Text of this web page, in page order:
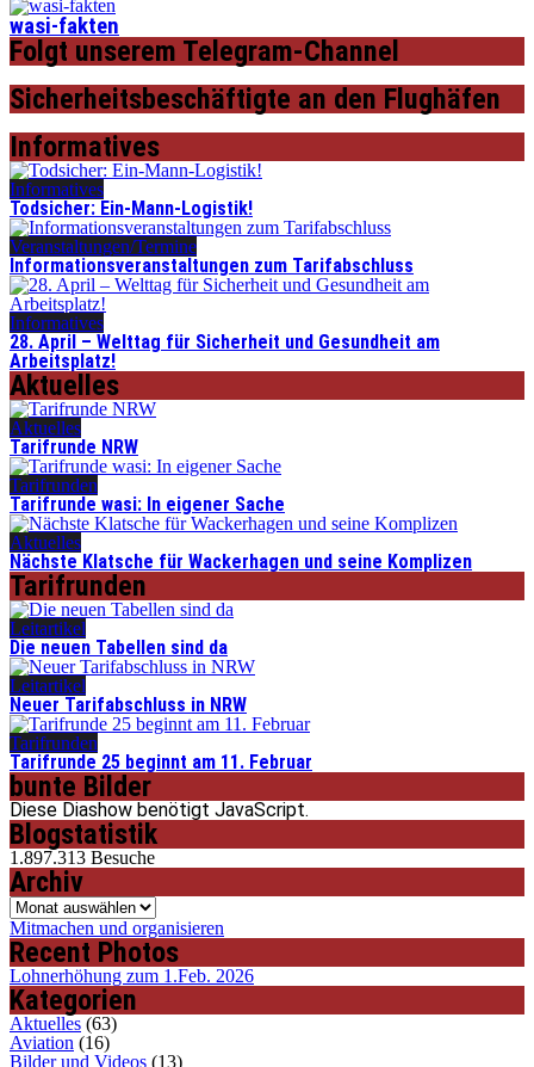
wasi-fakten
Folgt unserem Telegram-Channel
Sicherheitsbeschäftigte an den Flughäfen
Informatives
Informatives
Todsicher: Ein-Mann-Logistik!
Veranstaltungen/Termine
Informationsveranstaltungen zum Tarifabschluss
Informatives
28. April – Welttag für Sicherheit und Gesundheit am
Arbeitsplatz!
Aktuelles
Aktuelles
Tarifrunde NRW
Tarifrunden
Tarifrunde wasi: In eigener Sache
Aktuelles
Nächste Klatsche für Wackerhagen und seine Komplizen
Tarifrunden
Leitartikel
Die neuen Tabellen sind da
Leitartikel
Neuer Tarifabschluss in NRW
Tarifrunden
Tarifrunde 25 beginnt am 11. Februar
bunte Bilder
Diese Diashow benötigt JavaScript.
Blogstatistik
1.897.313 Besuche
Archiv
Archiv
Mitmachen und organisieren
Recent Photos
Lohnerhöhung zum 1.Feb. 2026
Kategorien
Aktuelles (63)
Aviation (16)
Bilder und Videos (13)